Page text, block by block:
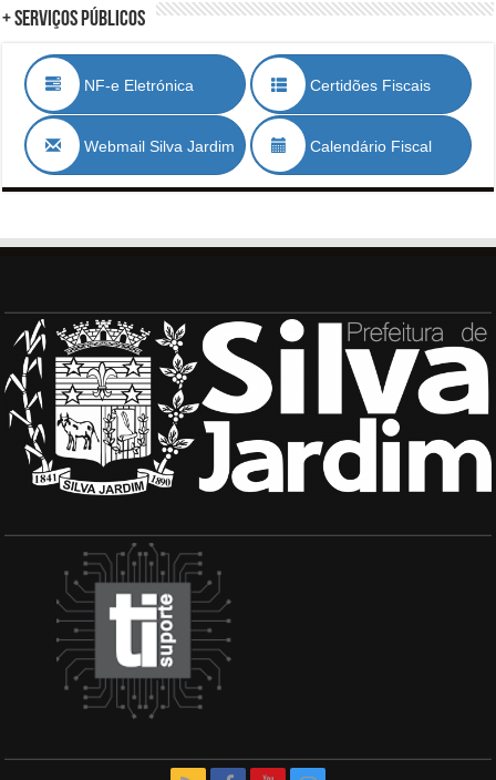
+ Serviços Públicos
NF-e Eletrónica Certidões Fiscais
Webmail Silva Jardim Calendário Fiscal